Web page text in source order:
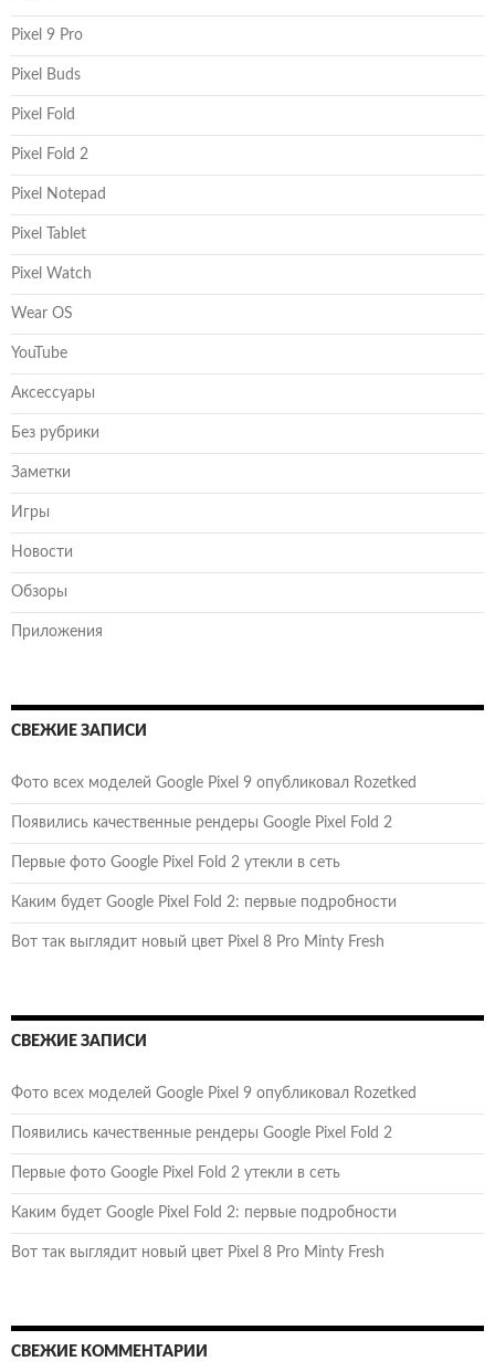
Pixel 9 Pro
Pixel Buds
Pixel Fold
Pixel Fold 2
Pixel Notepad
Pixel Tablet
Pixel Watch
Wear OS
YouTube
Аксессуары
Без рубрики
Заметки
Игры
Новости
Обзоры
Приложения
СВЕЖИЕ ЗАПИСИ
Фото всех моделей Google Pixel 9 опубликовал Rozetked
Появились качественные рендеры Google Pixel Fold 2
Первые фото Google Pixel Fold 2 утекли в сеть
Каким будет Google Pixel Fold 2: первые подробности
Вот так выглядит новый цвет Pixel 8 Pro Minty Fresh
СВЕЖИЕ ЗАПИСИ
Фото всех моделей Google Pixel 9 опубликовал Rozetked
Появились качественные рендеры Google Pixel Fold 2
Первые фото Google Pixel Fold 2 утекли в сеть
Каким будет Google Pixel Fold 2: первые подробности
Вот так выглядит новый цвет Pixel 8 Pro Minty Fresh
СВЕЖИЕ КОММЕНТАРИИ